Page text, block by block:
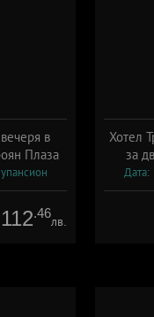
в
Плаза
112.46
лв.
Хотел
за